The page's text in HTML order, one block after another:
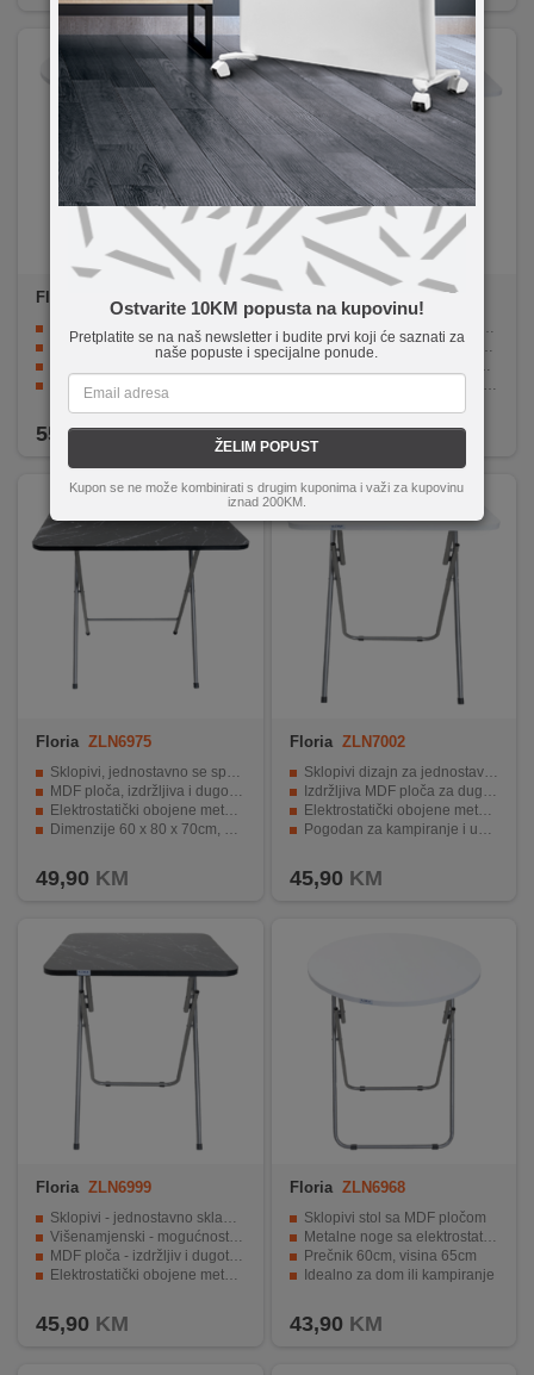
Ostvarite 10KM popusta na kupovinu!
Pretplatite se na naš newsletter i budite prvi koji će saznati za
naše popuste i specijalne ponude.
ŽELIM POPUST
Kupon se ne može kombinirati s drugim kuponima i važi za kupovinu
iznad 200KM.
Floria
Sklopive noge za laku montažu i prenos
MDF ploča za izdržljivost i jednostavno čišćenje
Elektrostatički obojene metalne noge za stabilnost
Višenamjenski dizajn za različite svrhe upotrebe
Okrugli oblik za ugodan ambijent i druženje
55,90KM
Sklopiv dizajn za jednostavno skladištenje i transport.
Dimenzije od 60 x 80 x 70cm za različite namjene.
MDF ploča i elektrostatički obojene metalne noge za stabilnost i izdržljivost.
49,90KM
Floria ZLN6975
Sklopivi, jednostavno se sprema.
MDF ploča, izdržljiva i dugotrajna.
Elektrostatički obojene metalne noge.
Dimenzije 60 x 80 x 70cm, savršene za dom ili kampiranje.
49,90 KM
Floria ZLN7002
Sklopivi dizajn za jednostavno pohranjivanje.
Izdržljiva MDF ploča za dugotrajnu upotrebu.
Elektrostatički obojene metalne noge za stabilnost.
Pogodan za kampiranje i upotrebu u domu.
45,90 KM
Floria ZLN6999
Sklopivi - jednostavno sklapanje i spremanje
Višenamjenski - mogućnost korištenja na različite načine
MDF ploča - izdržljiv i dugotrajan materijal
Elektrostatički obojene metalne noge - moderni i privlačni dizajn
45,90 KM
Floria ZLN6968
Sklopivi stol sa MDF pločom
Metalne noge sa elektrostatičkim bojom
Prečnik 60cm, visina 65cm
Idealno za dom ili kampiranje
43,90 KM